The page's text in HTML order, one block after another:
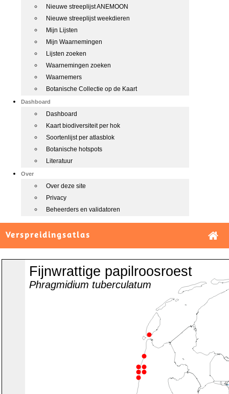
Nieuwe streeplijst ANEMOON
Nieuwe streeplijst weekdieren
Mijn Lijsten
Mijn Waarnemingen
Lijsten zoeken
Waarnemingen zoeken
Waarnemers
Botanische Collectie op de Kaart
Dashboard
Dashboard
Kaart biodiversiteit per hok
Soortenlijst per atlasblok
Botanische hotspots
Literatuur
Over
Over deze site
Privacy
Beheerders en validatoren
Verspreidingsatlas